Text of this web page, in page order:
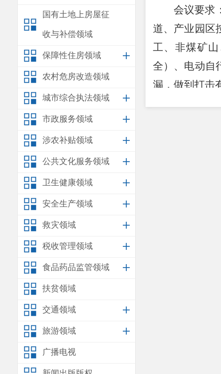
国有土地上房屋征
收与补偿领域
保障性住房领域
农村危房改造领域
城市综合执法领域
市政服务领域
涉农补贴领域
公共文化服务领域
卫生健康领域
安全生产领域
救灾领域
税收管理领域
食品药品监管领域
扶贫领域
交通领域
旅游领域
广播电视
会议要求
道、产业园区
工、非煤矿
全）、电动自
漏， 做到打击